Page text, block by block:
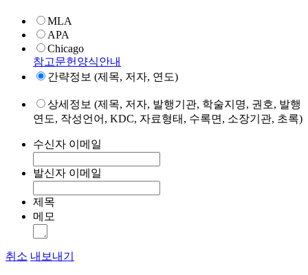
MLA
APA
Chicago
참고문헌양식안내
간략정보 (제목, 저자, 연도)
상세정보 (제목, 저자, 발행기관, 학술지명, 권호, 발행
연도, 작성언어, KDC, 자료형태, 수록면, 소장기관, 초록)
수신자 이메일
발신자 이메일
제목
메모
취소 내보내기